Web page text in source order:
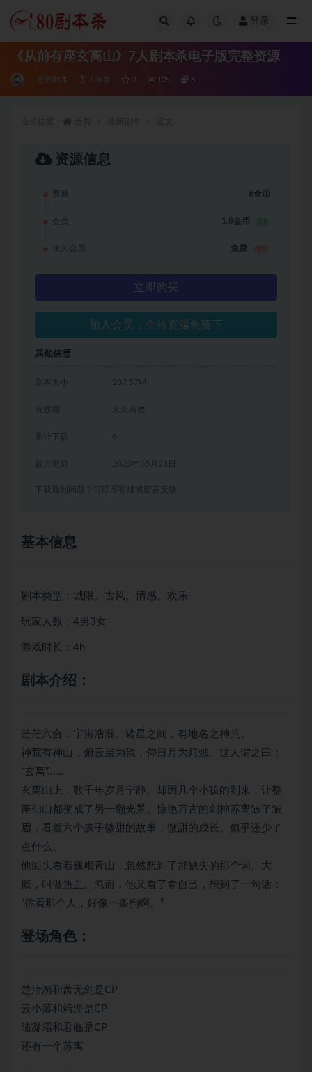
登录
《从前有座玄离山》7人剧本杀电子版完整资源
最新剧本 3 年前 0 105 6
资源信息
普通 6金币
会员 1.8金币 3折
永久会员 免费
立即购买
加入会员，全站资源免费下
其他信息
剧本大小 207.57M
有效期 永久有效
累计下载 8
2023年05月23日
下载遇到问题？可联系客服或留言反馈
基本信息
剧本类型：城限、古风、情感、欢乐
玩家人数：4男3女
游戏时长：4h
剧本介绍：
茫茫六合，宇宙浩瀚。诸星之间，有地名之神荒。
神荒有神山，俯云层为毯，仰日月为灯烛。世人谓之曰：
“玄离”……
玄离山上，数千年岁月宁静。却因几个小孩的到来，让整
座仙山都变成了另一翻光景。惊艳万古的剑神苏离皱了皱
眉，看着六个孩子微甜的故事，微甜的成长。似乎还少了
点什么。
他回头看着巍峨青山，忽然想到了那缺失的那个词。大
概，叫做热血。忽而，他又看了看自己，想到了一句话：
“你看那个人，好像一条狗啊。”
登场角色：
楚清漪和萧无剑是CP
云小落和靖海是CP
陆凝霜和君临是CP
还有一个苏离